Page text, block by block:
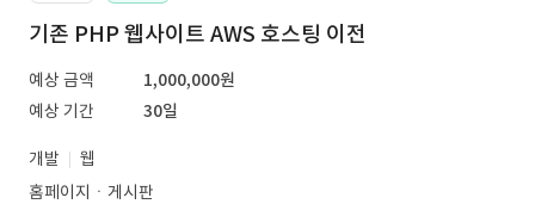
기존 PHP 웹사이트 AWS 호스팅 이전
예상 금액
1,000,000원
예상 기간
30일
개발
웹
홈페이지ㆍ게시판